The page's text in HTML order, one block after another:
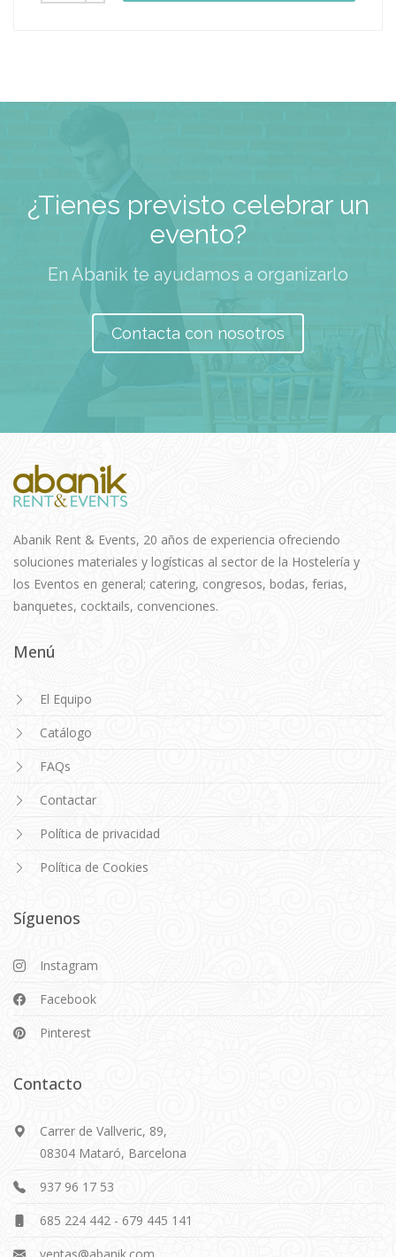
¿Tienes previsto celebrar un
evento?
En Abanik te ayudamos a organizarlo
Contacta con nosotros
Abanik Rent & Events, 20 años de experiencia ofreciendo
soluciones materiales y logísticas al sector de la Hostelería y
los Eventos en general; catering, congresos, bodas, ferias,
banquetes, cocktails, convenciones.
Menú
El Equipo
Catálogo
FAQs
Contactar
Política de privacidad
Política de Cookies
Síguenos
Instagram
Facebook
Pinterest
Contacto
Carrer de Vallveric, 89,
08304 Mataró, Barcelona
937 96 17 53
685 224 442 - 679 445 141